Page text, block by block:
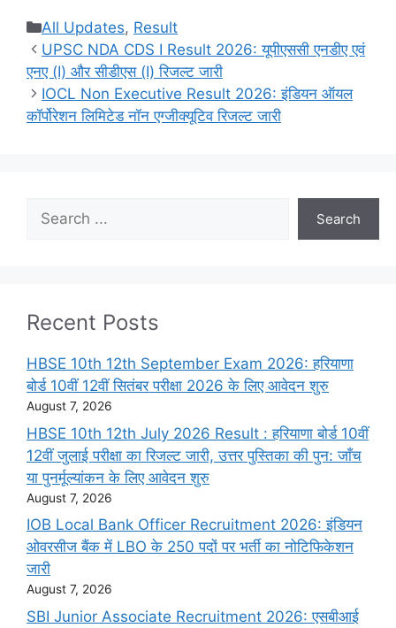
Categories
All Updates, Result
UPSC NDA CDS I Result 2026: यूपीएससी एनडीए एवं
एनए (I) और सीडीएस (I) रिजल्ट जारी
IOCL Non Executive Result 2026: इंडियन ऑयल
कॉर्पोरेशन लिमिटेड नॉन एग्जीक्यूटिव रिजल्ट जारी
Search
Search
Recent Posts
HBSE 10th 12th September Exam 2026: हरियाणा
बोर्ड 10वीं 12वीं सितंबर परीक्षा 2026 के लिए आवेदन शुरु
August 7, 2026
HBSE 10th 12th July 2026 Result : हरियाणा बोर्ड 10वीं
12वीं जुलाई परीक्षा का रिजल्ट जारी, उत्तर पुस्तिका की पुन: जाँच
या पुनर्मूल्यांकन के लिए आवेदन शुरु
August 7, 2026
IOB Local Bank Officer Recruitment 2026: इंडियन
ओवरसीज बैंक में LBO के 250 पदों पर भर्ती का नोटिफिकेशन
जारी
August 7, 2026
SBI Junior Associate Recruitment 2026: एसबीआई